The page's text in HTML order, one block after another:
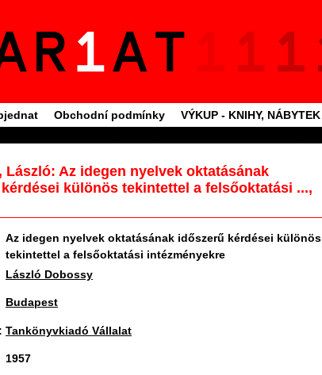
Obchodní podmínky VÝKUP - KNIHY, NÁBYTEK
László: Az idegen nyelvek oktatásának
különös tekintettel a felsőoktatási ...,
Az idegen nyelvek oktatásának időszerű kérdései különös
tekintettel a felsőoktatási intézményekre
László Dobossy
Budapest
Tankönyvkiadó Vállalat
1957